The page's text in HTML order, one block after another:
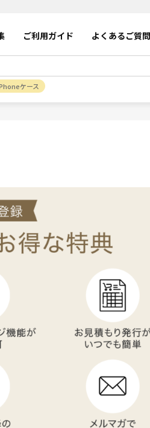
ご利用ガイド よくあるご質問
ケース